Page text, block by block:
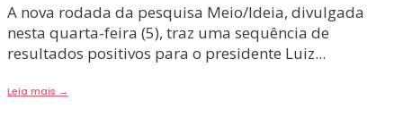
A nova rodada da pesquisa Meio/Ideia, divulgada
nesta quarta-feira (5), traz uma sequência de
resultados positivos para o presidente Luiz...
Leia mais →